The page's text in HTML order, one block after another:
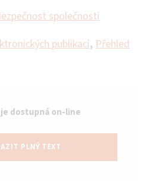
společnosti
publikací, Přehled
dostupná on-line
PLNÝ TEXT